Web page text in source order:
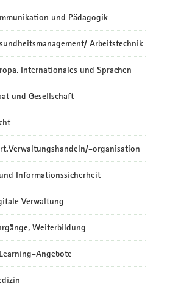
und Pädagogik
Arbeitstechnik
Internationales und Sprachen
und Gesellschaft
organisation
Informationssicherheit
Verwaltung
Weiterbildung
Angebote